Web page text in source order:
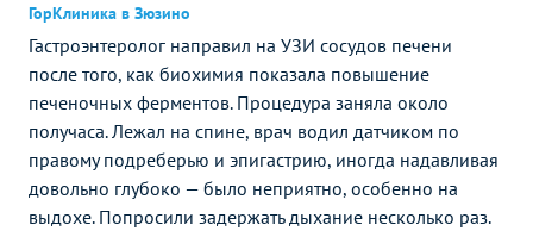
ГорКлиника в Зюзино
Гастроэнтеролог направил на УЗИ сосудов печени
после того, как биохимия показала повышение
печеночных ферментов. Процедура заняла около
получаса. Лежал на спине, врач водил датчиком по
правому подреберью и эпигастрию, иногда надавливая
довольно глубоко — было неприятно, особенно на
выдохе. Попросили задержать дыхание несколько раз.